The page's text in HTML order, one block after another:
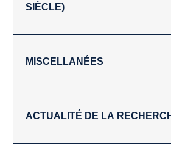
SIÈCLE)
MISCELLANÉES
ACTUALITÉ DE LA